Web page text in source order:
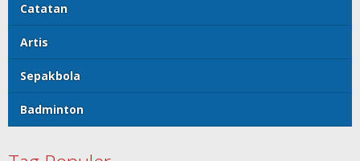
Catatan
Artis
Sepakbola
Badminton